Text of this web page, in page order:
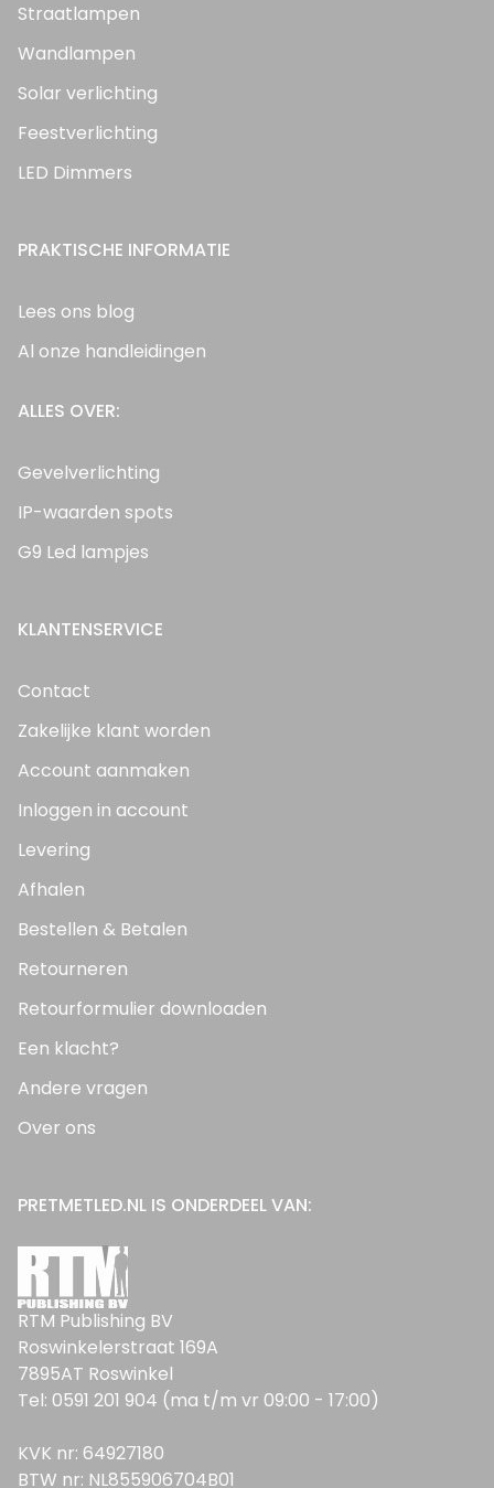
Straatlampen
Wandlampen
Solar verlichting
Feestverlichting
LED Dimmers
PRAKTISCHE INFORMATIE
Lees ons blog
Al onze handleidingen
ALLES OVER:
Gevelverlichting
IP-waarden spots
G9 Led lampjes
KLANTENSERVICE
Contact
Zakelijke klant worden
Account aanmaken
Inloggen in account
Levering
Afhalen
Bestellen & Betalen
Retourneren
Retourformulier downloaden
Een klacht?
Andere vragen
Over ons
PRETMETLED.NL IS ONDERDEEL VAN:
RTM Publishing BV
Roswinkelerstraat 169A
7895AT Roswinkel
Tel: 0591 201 904 (ma t/m vr 09:00 - 17:00)
KVK nr: 64927180
BTW nr: NL855906704B01